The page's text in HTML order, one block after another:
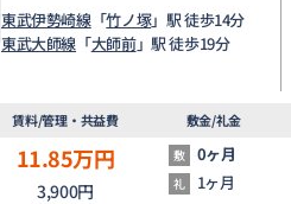
東武伊勢崎線「竹ノ塚」駅 徒歩14分
東武大師線 「大師前」駅 徒歩19分
賃料/管理・共益費 敷金/礼金
11.85万円
3,900円
敷 0ヶ月
礼 1ヶ月